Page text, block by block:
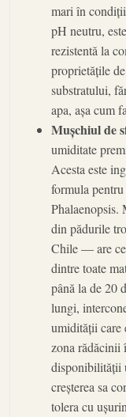
mari în
pH neutru,
rezistentă la
proprietățile
substratului,
apa, așa cum
Mușchiul de
umiditate
Acesta este
formula
din pădurile
Chile — are
dintre toate
până la de 20
lungi,
umidității care
zona rădăcinii
disponibilității
creșterea sa
tolera cu